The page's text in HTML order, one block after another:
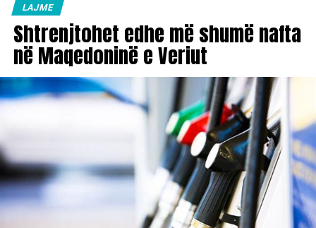
LAJME
Shtrenjtohet edhe më shumë nafta
në Maqedoninë e Veriut